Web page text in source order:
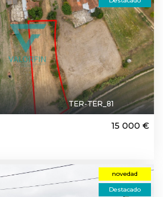
TER-TER_81
15 000 €
novedad
Destacado